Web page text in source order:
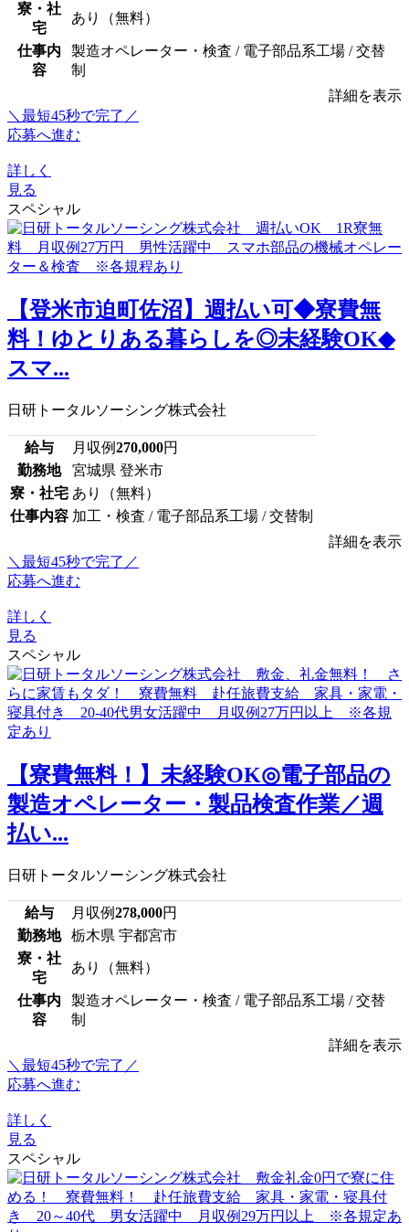
寮・社
宅
あり（無料）
仕事内
容
製造オペレーター・検査 / 電子部品系工場 / 交替
制
詳細を表示
＼最短45秒で完了／
応募へ進む
詳しく
見る
スペシャル
【登米市迫町佐沼】週払い可◆寮費無
料！ゆとりある暮らしを◎未経験OK◆
スマ...
日研トータルソーシング株式会社
給与 月収例270,000円
勤務地
宮城県 登米市
寮・社宅 あり（無料）
仕事内容 加工・検査 / 電子部品系工場 / 交替制
詳細を表示
＼最短45秒で完了／
応募へ進む
詳しく
見る
スペシャル
【寮費無料！】未経験OK◎電子部品の
製造オペレーター・製品検査作業／週
払い...
日研トータルソーシング株式会社
給与 月収例278,000円
勤務地
栃木県 宇都宮市
寮・社
宅
あり（無料）
仕事内
容
製造オペレーター・検査 / 電子部品系工場 / 交替
制
詳細を表示
＼最短45秒で完了／
応募へ進む
詳しく
見る
スペシャル